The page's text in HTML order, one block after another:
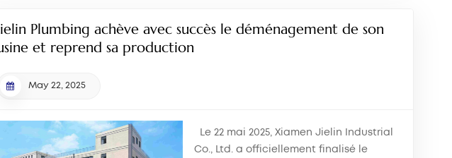
Plumbing achève avec succès le déménagement de son
et reprend sa production
May 22, 2025
Le 22 mai 2025, Xiamen Jielin Industrial
Co., Ltd. a officiellement finalisé le